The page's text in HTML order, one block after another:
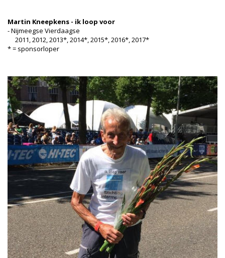
Martin Kneepkens - ik loop voor
- Nijmeegse Vierdaagse
2011, 2012, 2013*, 2014*, 2015*, 2016*, 2017*
* = sponsorloper